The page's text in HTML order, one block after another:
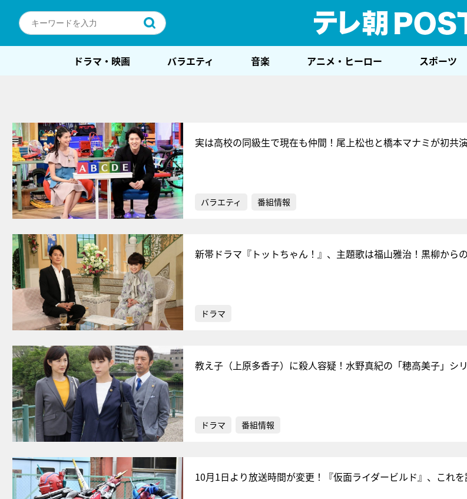
ドラマ・映画 バラエティ 音楽 アニメ・ヒーロー スポーツ
実は高校の同級生で現在も仲間！尾上松也と橋本マナミが初共演
バラエティ 番組情報
新帯ドラマ『トットちゃん！』、主題歌は福山雅治！黒柳から
ドラマ
教え子（上原多香子）に殺人容疑！水野真紀の「穂高美子」シ
ドラマ 番組情報
10月1日より放送時間が変更！『仮面ライダービルド』、これを